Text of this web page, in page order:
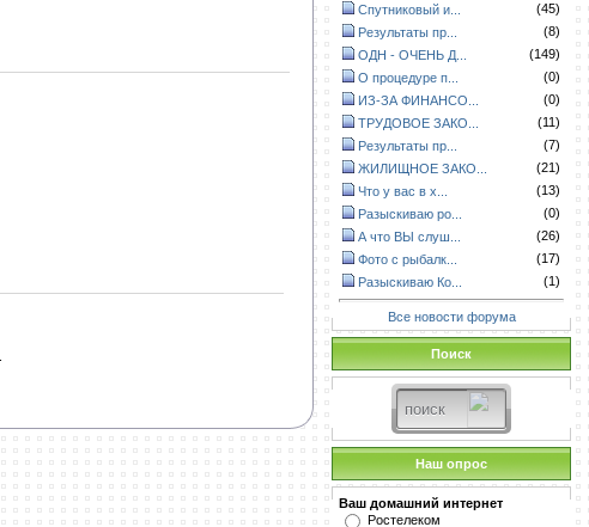
Спутниковый и...
(45)
Результаты пр...
(8)
ОДН - ОЧЕНЬ Д...
(149)
О процедуре п...
(0)
ИЗ-ЗА ФИНАНСО...
(0)
ТРУДОВОЕ ЗАКО...
(11)
Результаты пр...
(7)
ЖИЛИЩНОЕ ЗАКО...
(21)
Что у вас в х...
(13)
Разыскиваю ро...
(0)
А что ВЫ слуш...
(26)
Фото с рыбалк...
(17)
Разыскиваю Ко...
(1)
Все новости форума
Поиск
Наш опрос
Ваш домашний интернет
Ростелеком